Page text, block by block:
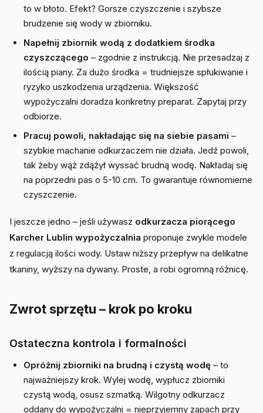
to w błoto. Efekt? Gorsze czyszczenie i szybsze
brudzenie się wody w zbiorniku.
Napełnij zbiornik wodą z dodatkiem środka
czyszczącego – zgodnie z instrukcją. Nie przesadzaj z
ilością piany. Za dużo środka = trudniejsze spłukiwanie i
ryzyko uszkodzenia urządzenia. Większość
wypożyczalni doradza konkretny preparat. Zapytaj przy
odbiorze.
Pracuj powoli, nakładając się na siebie pasami –
szybkie machanie odkurzaczem nie działa. Jedź powoli,
tak żeby wąż zdążył wyssać brudną wodę. Nakładaj się
na poprzedni pas o 5-10 cm. To gwarantuje równomierne
czyszczenie.
I jeszcze jedno – jeśli używasz odkurzacza piorącego
Karcher Lublin wypożyczalnia proponuje zwykle modele
z regulacją ilości wody. Ustaw niższy przepływ na delikatne
tkaniny, wyższy na dywany. Proste, a robi ogromną różnicę.
Zwrot sprzętu – krok po kroku
Ostateczna kontrola i formalności
Opróżnij zbiorniki na brudną i czystą wodę – to
najważniejszy krok. Wylej wodę, wypłucz zbiorniki
czystą wodą, osusz szmatką. Wilgotny odkurzacz
oddany do wypożyczalni = nieprzyjemny zapach przy